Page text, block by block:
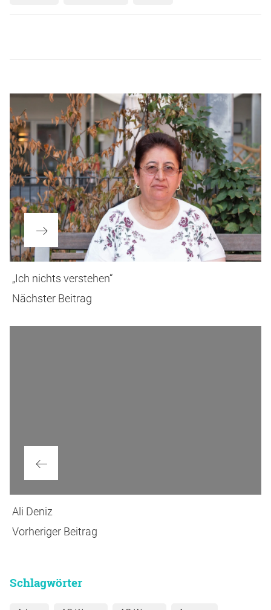
Nächster
„Ich nichts verstehen“
Nächster Beitrag
Vorheriger
Ali Deniz
Vorheriger Beitrag
Schlagwörter